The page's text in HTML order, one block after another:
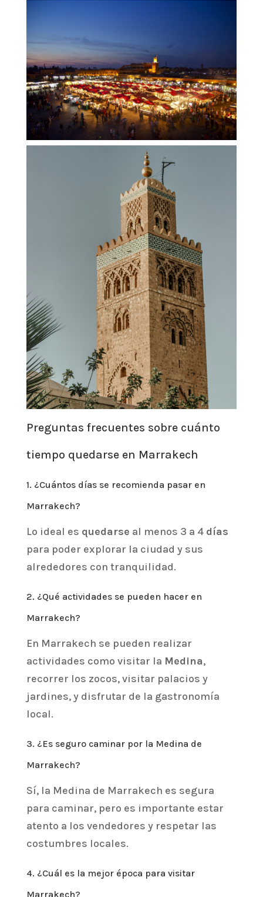
Preguntas frecuentes sobre cuánto
tiempo quedarse en Marrakech
1. ¿Cuántos días se recomienda pasar en
Marrakech?
Lo ideal es quedarse al menos 3 a 4 días
para poder explorar la ciudad y sus
alrededores con tranquilidad.
2. ¿Qué actividades se pueden hacer en
Marrakech?
En Marrakech se pueden realizar
actividades como visitar la Medina,
recorrer los zocos, visitar palacios y
jardines, y disfrutar de la gastronomía
local.
3. ¿Es seguro caminar por la Medina de
Marrakech?
Sí, la Medina de Marrakech es segura
para caminar, pero es importante estar
atento a los vendedores y respetar las
costumbres locales.
4. ¿Cuál es la mejor época para visitar
Marrakech?